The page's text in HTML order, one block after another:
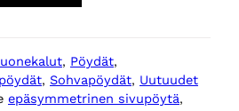
, Pöydät
, Sohvapöydät, Uutuudet
epäsymmetrinen sivupöytä